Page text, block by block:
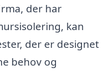
der har
kan
der er designet
behov og